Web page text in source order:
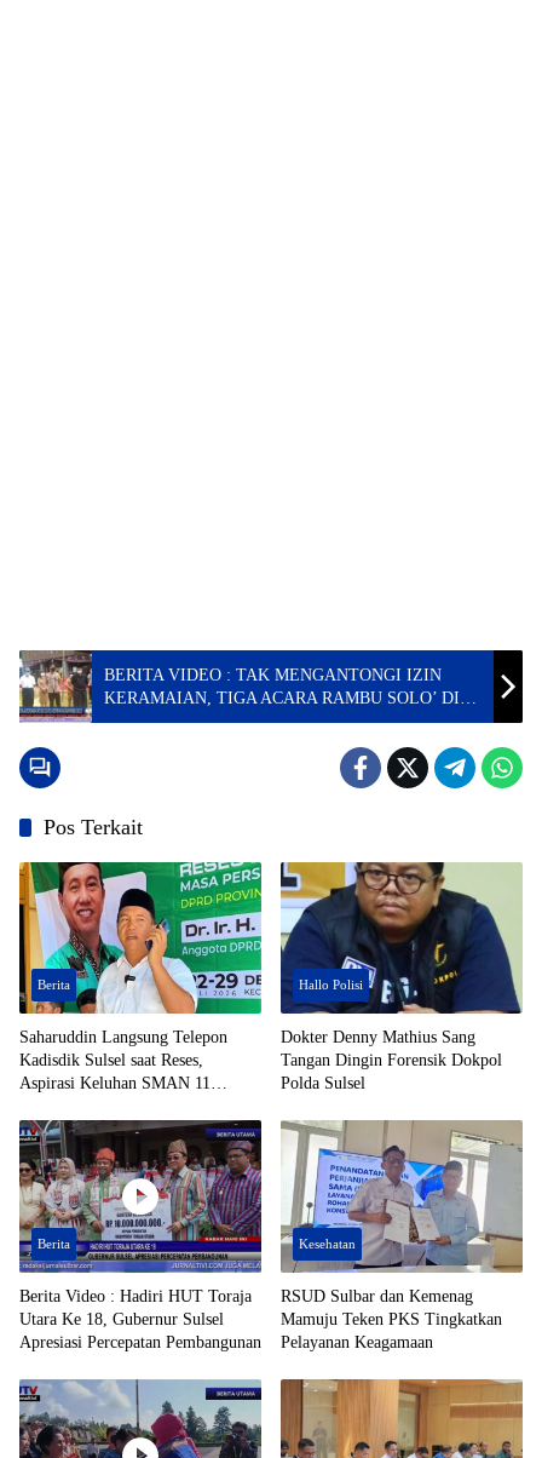
BERITA VIDEO : TAK MENGANTONGI IZIN
KERAMAIAN, TIGA ACARA RAMBU SOLO’ DI
TANA TORAJA DIHENTIKAN POLISI
Pos Terkait
Berita
Saharuddin Langsung Telepon
Kadisdik Sulsel saat Reses,
Aspirasi Keluhan SMAN 11
Hallo Polisi
Dokter Denny Mathius Sang
Tangan Dingin Forensik Dokpol
Polda Sulsel
Berita
Berita Video : Hadiri HUT Toraja
Utara Ke 18, Gubernur Sulsel
Apresiasi Percepatan Pembangunan
Kesehatan
RSUD Sulbar dan Kemenag
Mamuju Teken PKS Tingkatkan
Pelayanan Keagamaan